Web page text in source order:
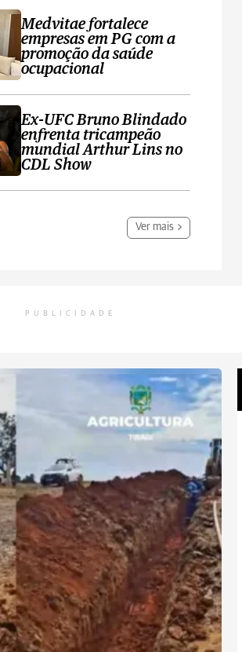
Medvitae fortalece
empresas em PG com a
promoção da saúde
ocupacional
Ex-UFC Bruno Blindado
enfrenta tricampeão
mundial Arthur Lins no
CDL Show
Ver mais
PUBLICIDADE